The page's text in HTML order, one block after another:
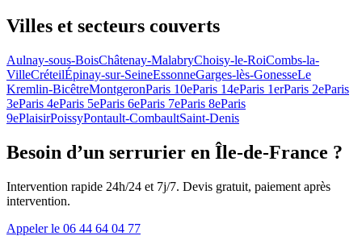
Villes et secteurs couverts
Aulnay-sous-BoisChâtenay-MalabryChoisy-le-RoiCombs-la-
VilleCréteilÉpinay-sur-SeineEssonneGarges-lès-GonesseLe
Kremlin-BicêtreMontgeronParis 10eParis 14eParis 1erParis 2eParis
3eParis 4eParis 5eParis 6eParis 7eParis 8eParis
9ePlaisirPoissyPontault-CombaultSaint-Denis
Besoin d’un serrurier en Île-de-France ?
Intervention rapide 24h/24 et 7j/7. Devis gratuit, paiement après
intervention.
Appeler le 06 44 64 04 77